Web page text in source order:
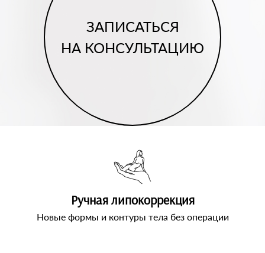
ЗАПИСАТЬСЯ
НА КОНСУЛЬТАЦИЮ
Ручная липокоррекция
Новые формы и контуры тела без операции